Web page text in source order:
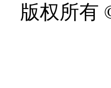
版权所有